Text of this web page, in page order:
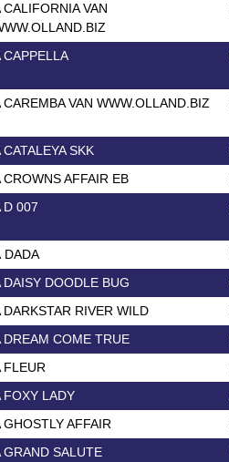
CALIFORNIA VAN
CAPPELLA
CAREMBA VAN WWW.OLLAND.BIZ
CATALEYA SKK
CROWNS AFFAIR EB
D 007
DADA
DAISY DOODLE BUG
DARKSTAR RIVER WILD
DREAM COME TRUE
FLEUR
FOXY LADY
GHOSTLY AFFAIR
GRAND SALUTE